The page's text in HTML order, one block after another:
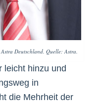
Deutschland. Quelle: Astra.
leicht hinzu und
in
die Mehrheit der